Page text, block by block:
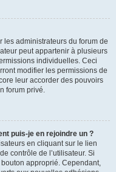
les administrateurs du forum de
peut appartenir à plusieurs
individuelles. Ceci
modifier les permissions de
leur accorder des pouvoirs
forum privé.
puis-je en rejoindre un ?
en cliquant sur le lien
contrôle de l’utilisateur. Si
approprié. Cependant,